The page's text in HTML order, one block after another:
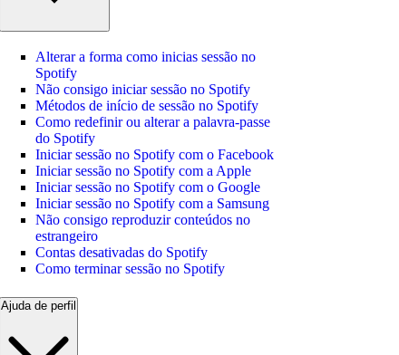
Alterar a forma como inicias sessão no
Spotify
Não consigo iniciar sessão no Spotify
Métodos de início de sessão no Spotify
Como redefinir ou alterar a palavra-passe
do Spotify
Iniciar sessão no Spotify com o Facebook
Iniciar sessão no Spotify com a Apple
Iniciar sessão no Spotify com o Google
Iniciar sessão no Spotify com a Samsung
Não consigo reproduzir conteúdos no
estrangeiro
Contas desativadas do Spotify
Como terminar sessão no Spotify
Ajuda de perfil